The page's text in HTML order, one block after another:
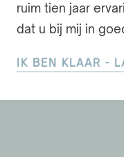
ruim tien jaar
dat u bij mij in
IK BEN KLAAR -